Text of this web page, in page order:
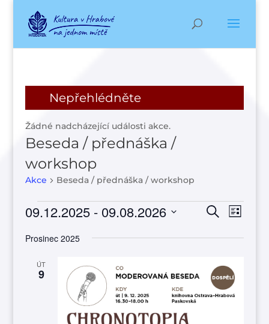
Nepřehlédněte
Žádné nadcházející události akce.
Beseda / přednáška /
workshop
Akce Beseda / přednáška / workshop
Akce
hledání
Akce
Hledat
pro
Seznam
09.12.2025 - 09.08.2026
datum.
Prosinec 2025
ÚT
9